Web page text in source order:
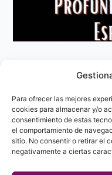
Para ofrecer las mejores
cookies para almacenar y/o
consentimiento de estas
el comportamiento de
sitio. No consentir o retirar el
negativamente a ciertas